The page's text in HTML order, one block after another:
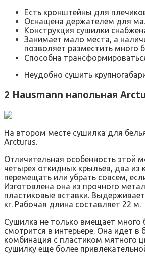
Есть кронштейны для
Оснащена держателем для
Конструкция сушилки
Занимает мало места, а
позволяет разместить много
Способна
Неудобно сушить
2 Hausmann напольная
На втором месте сушилка для
Arcturus.
Отличительная особенность этой
четырех откидных крыльев, два
перемещать или убрать совсем,
Изготовлена она из прочного
пластиковые вставки. Выдерживает
кг. Рабочая длина составляет 22 м.
Сушилка не только вмещает много
смотрится в интерьере. Она идет в
комбинация с пластиком мятного
сушилку еще более